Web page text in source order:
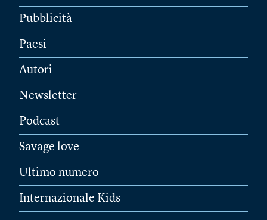
Pubblicità
Paesi
Autori
Newsletter
Podcast
Savage love
Ultimo numero
Internazionale Kids